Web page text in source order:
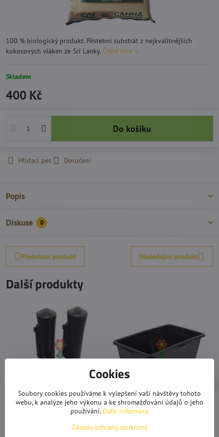
100 % biologický produkt. Pěstební substrát z nejkvalitnějších
kokosových vláken ze Srí Lanky. Čtěte více
Skladem
400 Kč
Do košíku
Hlídací pes Doručení
Popis
Diskuse 0
Předchozí produkt Následující produkt
Další produkty
Kapesní Mikroskop 50x s LED
osvětlením
20%
Plastová nádrž na vodu 90 l
270 Kč
Cookies
Soubory cookies používáme k vylepšení vaší návštěvy tohoto
webu, k analýze jeho výkonu a ke shromažďování údajů o jeho
používání. Další informace
Zásady ochrany soukromí